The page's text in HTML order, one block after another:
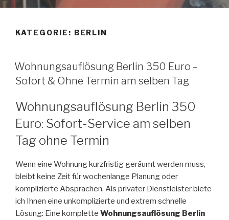
KATEGORIE: BERLIN
VERÖFFENTLICHT
AM
Wohnungsauflösung Berlin 350 Euro –
Sofort & Ohne Termin am selben Tag
Wohnungsauflösung Berlin 350
Euro: Sofort-Service am selben
Tag ohne Termin
Wenn eine Wohnung kurzfristig geräumt werden muss,
bleibt keine Zeit für wochenlange Planung oder
komplizierte Absprachen. Als privater Dienstleister biete
ich Ihnen eine unkomplizierte und extrem schnelle
Lösung: Eine komplette Wohnungsauflösung Berlin